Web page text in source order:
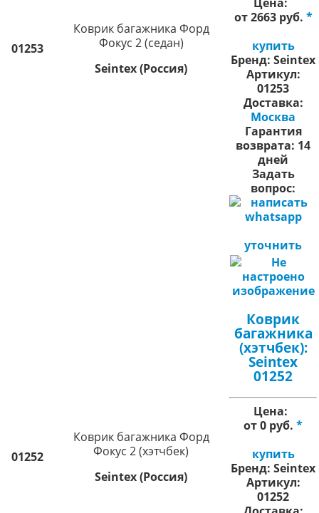
01253
Коврик багажника Форд
Фокус 2 (седан)
Seintex (Россия)
от 2663 руб. *
купить
Бренд: Seintex
Артикул:
01253
Доставка:
Москва
Гарантия
возврата: 14
дней
Задать
вопрос:
уточнить
01252
Коврик багажника Форд
Фокус 2 (хэтчбек)
Seintex (Россия)
Коврик
багажника
(хэтчбек):
Seintex
01252
Цена:
от 0 руб. *
купить
Бренд: Seintex
Артикул:
01252